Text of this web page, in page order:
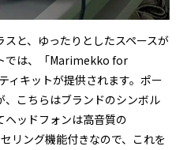
と、ゆったりとしたスペースが
では、「Marimekko for
ィキットが提供されます。ポー
こちらはブランドのシンボル
ヘッドフォンは高音質の
リング機能付きなので、これを